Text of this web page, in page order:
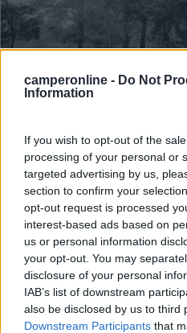
camperonline - Do Not
Information
If you wish to opt-out of the
processing of your personal or
targeted advertising by us,
section to confirm your
opt-out request is processed
interest-based ads based on
us or personal information
your opt-out. You may
disclosure of your personal
IAB’s list of downstream
also be disclosed by us to third
Downstream Participants that
10
Servizi / Posizione
Immerso nel verde dei
Arcugnano (VI) - 11.1km
Via Righi, 77